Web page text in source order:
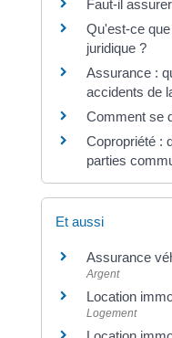
Faut-il
Qu'est-ce
juridique ?
Assurance :
accidents de
Comment se
Copropriété :
parties
Et aussi
Assurance
Argent
Location
Logement